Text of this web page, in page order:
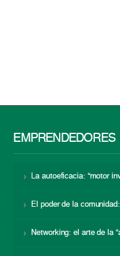
EMPRENDEDORES
La autoeficacia: “motor
El poder de la
Networking: el arte de la